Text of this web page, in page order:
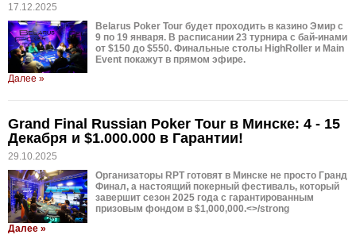
17.12.2025
Belarus Poker Tour будет проходить в казино Эмир с
9 по 19 января. В расписании 23 турнира с бай-инами
от $150 до $550. Финальные столы HighRoller и Main
Event покажут в прямом эфире.
Далее »
Grand Final Russian Poker Tour в Минске: 4 - 15
Декабря и $1.000.000 в Гарантии!
29.10.2025
Организаторы RPT готовят в Минске не просто Гранд
Финал, а настоящий покерный фестиваль, который
завершит сезон 2025 года с гарантированным
призовым фондом в $1,000,000.<>/strong
Далее »